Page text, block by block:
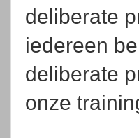
deliberate
iedereen
deliberate
onze